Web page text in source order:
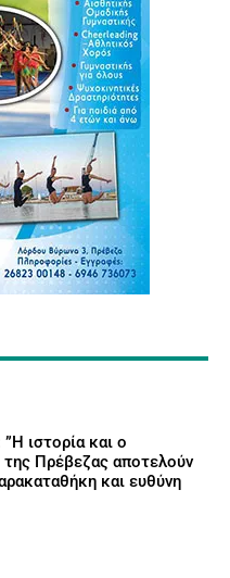
ιστορία και ο
της Πρέβεζας αποτελούν
και ευθύνη